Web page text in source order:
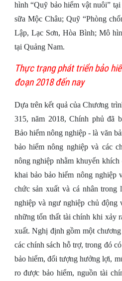
hình “Quỹ bảo hiểm vật nuôi”
sữa Mộc Châu; Quỹ “Phòng
Lập, Lạc Sơn, Hòa Bình; Mô
tại Quảng Nam.
Thực trạng phát triển bảo
đoạn 2018 đến nay
Dựa trên kết quả của Chương
315, năm 2018, Chính phủ đã
Bảo hiểm nông nghiệp - là văn
bảo hiểm nông nghiệp và các
nông nghiệp nhằm khuyến
khai bảo bảo hiểm nông nghiệp
chức sản xuất và cá nhân
nghiệp và ngư nghiệp chủ động
những tổn thất tài chính khi xảy
xuất. Nghị định gồm một
các chính sách hỗ trợ, trong đó
bảo hiểm, đối tượng hưởng lợi,
ro được bảo hiểm, nguồn tài